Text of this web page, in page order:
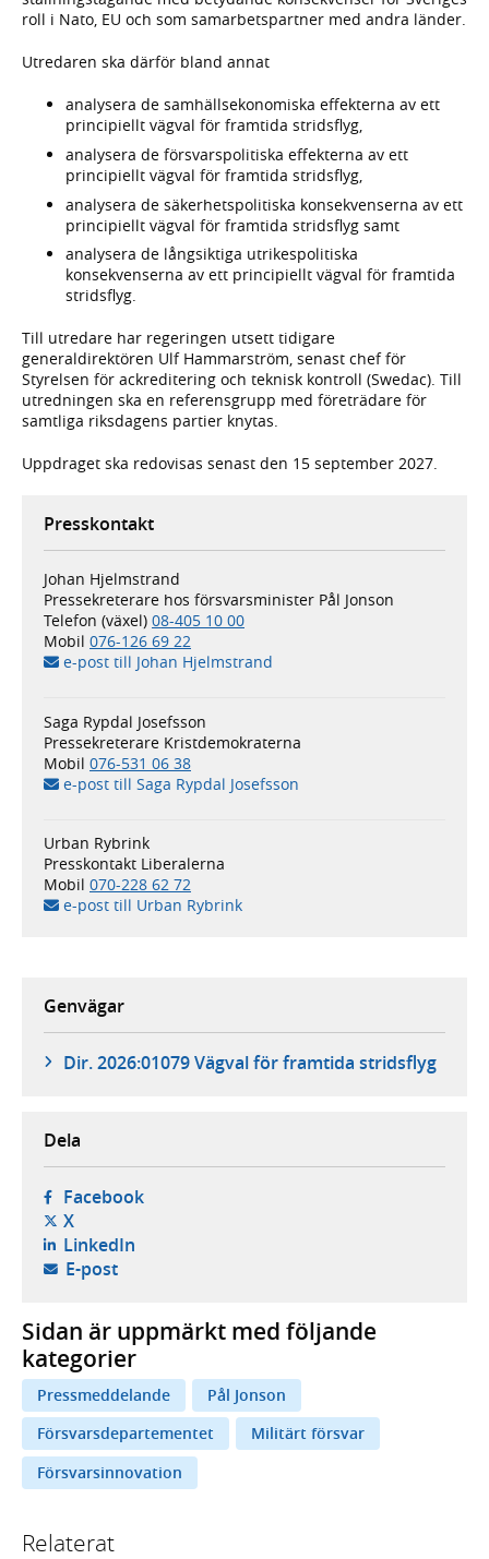
roll i Nato, EU och som samarbetspartner med andra länder.
Utredaren ska därför bland annat
analysera de samhällsekonomiska effekterna av ett
principiellt vägval för framtida stridsflyg,
analysera de försvarspolitiska effekterna av ett
principiellt vägval för framtida stridsflyg,
analysera de säkerhetspolitiska konsekvenserna av ett
principiellt vägval för framtida stridsflyg samt
analysera de långsiktiga utrikespolitiska
konsekvenserna av ett principiellt vägval för framtida
stridsflyg.
Till utredare har regeringen utsett tidigare
generaldirektören Ulf Hammarström, senast chef för
Styrelsen för ackreditering och teknisk kontroll (Swedac). Till
utredningen ska en referensgrupp med företrädare för
samtliga riksdagens partier knytas.
Uppdraget ska redovisas senast den 15 september 2027.
Presskontakt
Johan Hjelmstrand
Pressekreterare hos försvarsminister Pål Jonson
Telefon (växel) 08-405 10 00
Mobil 076-126 69 22
e-post till Johan Hjelmstrand
Saga Rypdal Josefsson
Pressekreterare Kristdemokraterna
Mobil 076-531 06 38
e-post till Saga Rypdal Josefsson
Urban Rybrink
Presskontakt Liberalerna
Mobil 070-228 62 72
e-post till Urban Rybrink
Genvägar
Dir. 2026:01079 Vägval för framtida stridsflyg
Dela
Facebook- öppnas i ny flik, extern webbplats,
X- öppnas i ny flik, extern webbplats,
LinkedIn- öppnas i ny flik, extern webbplats,
E-post- öppnar din e-postklient,
Sidan är uppmärkt med följande
kategorier
Pressmeddelande
Pål Jonson
Försvarsdepartementet
Militärt försvar
Försvarsinnovation
Relaterat